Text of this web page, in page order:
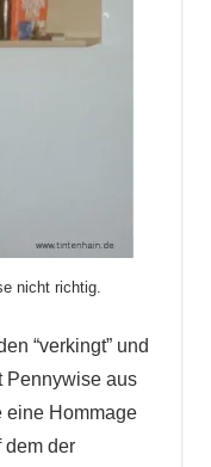
nicht richtig.
“verkingt” und
Pennywise aus
eine Hommage
dem der